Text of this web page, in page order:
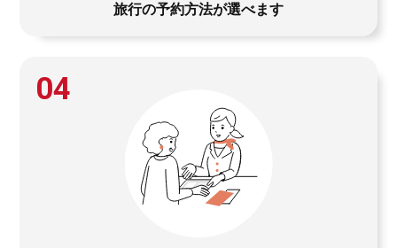
旅行の予約方法が選べます
04